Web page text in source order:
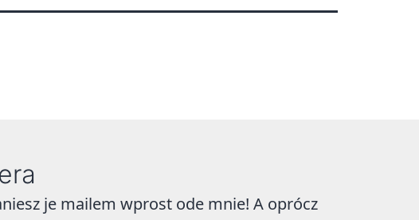
je mailem wprost ode mnie! A oprócz